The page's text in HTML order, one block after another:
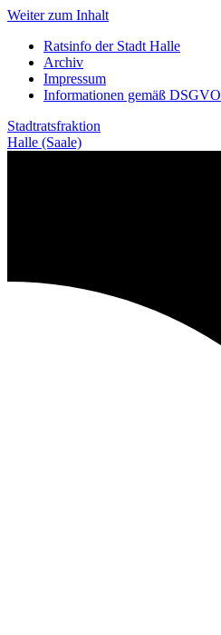
Weiter zum Inhalt
Ratsinfo der Stadt Halle
Archiv
Impressum
Informationen gemäß DSGVO
Stadtratsfraktion
Halle (Saale)